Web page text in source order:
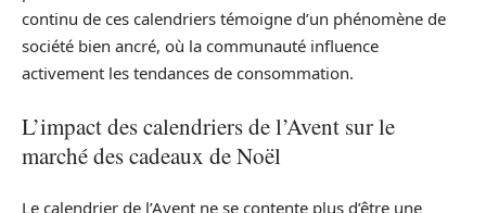
continu de ces calendriers témoigne d’un phénomène de
société bien ancré, où la communauté influence
activement les tendances de consommation.
L’impact des calendriers de l’Avent sur le
marché des cadeaux de Noël
Le calendrier de l’Avent ne se contente plus d’être une